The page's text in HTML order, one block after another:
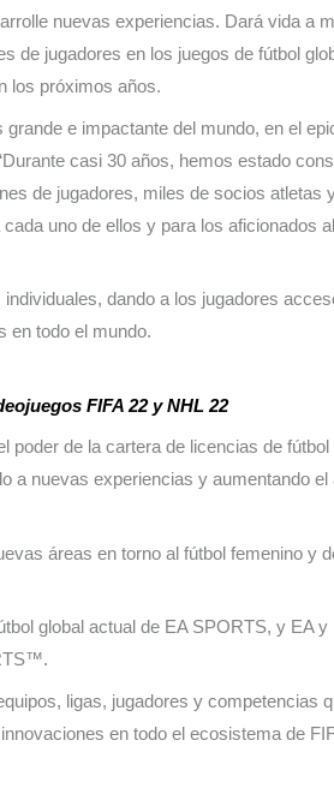
nuevas experiencias. Dará vida a
de jugadores en los juegos de fútbol
los próximos años.
e impactante del mundo, en el
casi 30 años, hemos estado
de jugadores, miles de socios atletas
uno de ellos y para los aficionados
dando a los jugadores
en todo el mundo.
FIFA 22 y NHL 22
poder de la cartera de licencias de fútbol
a nuevas experiencias y aumentando
áreas en torno al fútbol femenino y
global actual de EA SPORTS, y EA y
ligas, jugadores y competencias
en todo el ecosistema de